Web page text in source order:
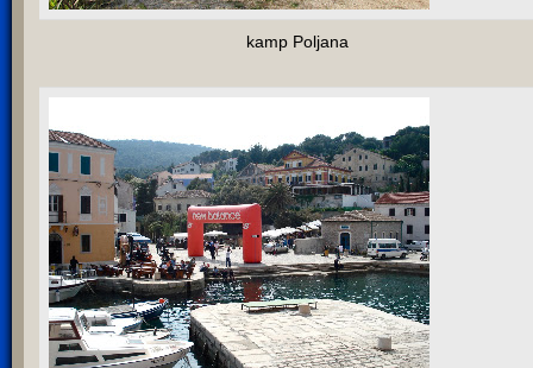
kamp Poljana